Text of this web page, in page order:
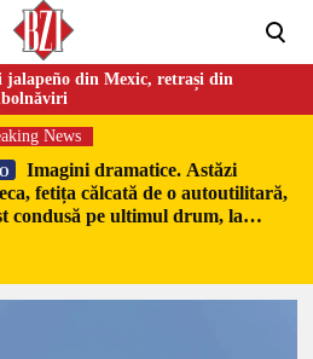
jalapeño din Mexic, retrași din
News
Imagini dramatice. Astăzi
fetița călcată de o autoutilitară,
condusă pe ultimul drum, la